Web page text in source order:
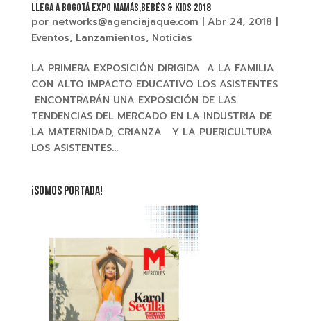
Llega a Bogotá EXPO MAMÁS,BEBÉS & KIDS 2018
por networks@agenciajaque.com Abr 24, 2018
Eventos, Lanzamientos, Noticias
LA PRIMERA EXPOSICIÓN DIRIGIDA A LA FAMILIA
CON ALTO IMPACTO EDUCATIVO LOS ASISTENTES
ENCONTRARÁN UNA EXPOSICIÓN DE LAS
TENDENCIAS DEL MERCADO EN LA INDUSTRIA DE
LA MATERNIDAD, CRIANZA Y LA PUERICULTURA
LOS ASISTENTES...
¡SOMOS PORTADA!